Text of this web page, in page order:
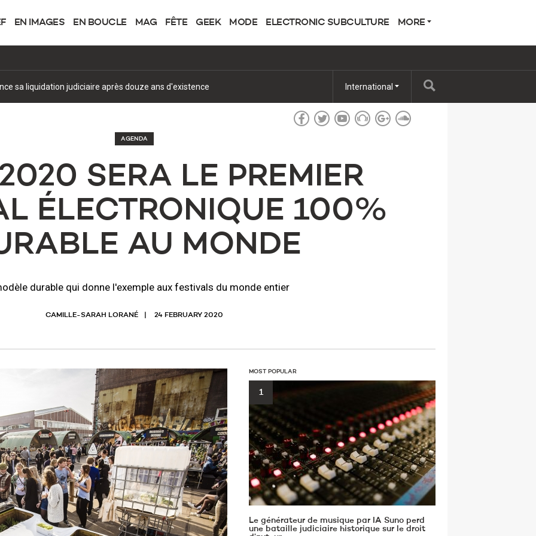
EN IMAGES EN BOUCLE MAG FÊTE GEEK MODE ELECTRONIC SUBCULTURE MORE
sa liquidation judiciaire après douze ans d'existence International
AGENDA
SERA LE PREMIER
ÉLECTRONIQUE 100%
AU MONDE
durable qui donne l'exemple aux festivals du monde entier
CAMILLE-SARAH LORANÉ 24 FEBRUARY 2020
MOST POPULAR
1
Le générateur de musique par IA Suno perd
une bataille judiciaire historique sur le droit